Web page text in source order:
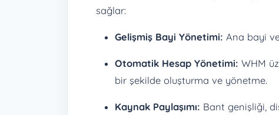
sağlar:
Gelişmiş Bayi Yönetimi: Ana bayi
Otomatik Hesap Yönetimi: WHM
bir şekilde oluşturma ve yönetme.
Kaynak Paylaşımı: Bant genişliği,